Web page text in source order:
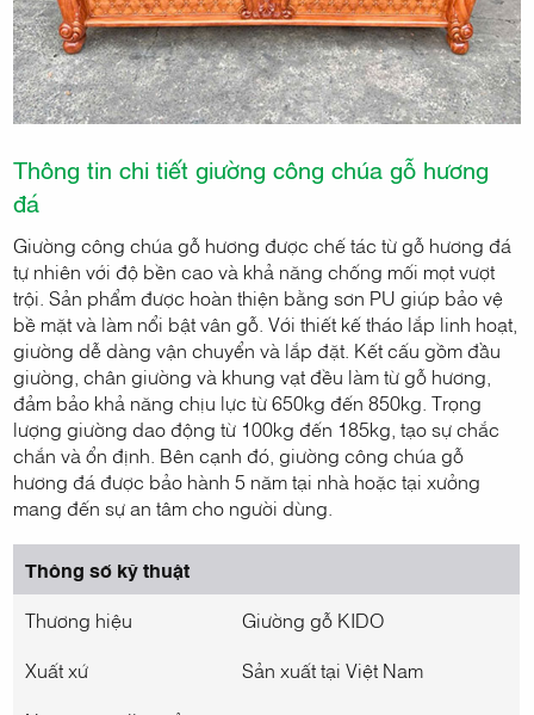
Thông tin chi tiết giường công chúa gỗ hương
đá
Giường công chúa gỗ hương được chế tác từ gỗ hương đá
tự nhiên với độ bền cao và khả năng chống mối mọt vượt
trội. Sản phẩm được hoàn thiện bằng sơn PU giúp bảo vệ
bề mặt và làm nổi bật vân gỗ. Với thiết kế tháo lắp linh hoạt,
giường dễ dàng vận chuyển và lắp đặt. Kết cấu gồm đầu
giường, chân giường và khung vạt đều làm từ gỗ hương,
đảm bảo khả năng chịu lực từ 650kg đến 850kg. Trọng
lượng giường dao động từ 100kg đến 185kg, tạo sự chắc
chắn và ổn định. Bên cạnh đó, giường công chúa gỗ
hương đá được bảo hành 5 năm tại nhà hoặc tại xưởng
mang đến sự an tâm cho người dùng.
Thông số kỹ thuật
Thương hiệu
Giường gỗ KIDO
Xuất xứ
Sản xuất tại Việt Nam